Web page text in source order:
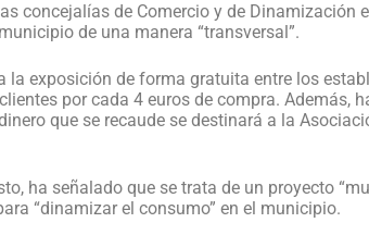
concejalías de Comercio y de Dinamización
de una manera “transversal”.
exposición de forma gratuita entre los
por cada 4 euros de compra. Además,
que se recaude se destinará a la
ha señalado que se trata de un proyecto
“dinamizar el consumo” en el municipio.